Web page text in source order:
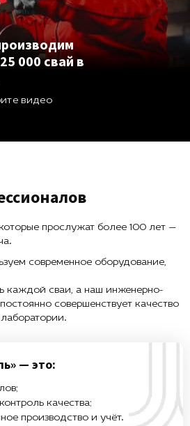
000 свай в
видео
которые прослужат более 100 лет —
современное оборудование,
каждой сваи, а наш инженерно-
совершенствует качество
— это:
качества;
производство и учёт.